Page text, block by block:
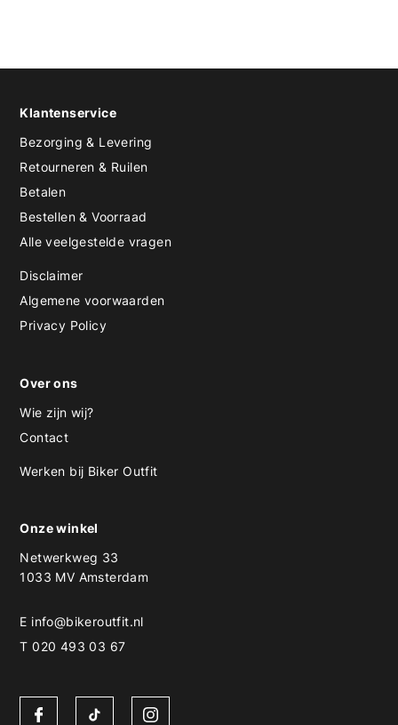
Klantenservice
Bezorging & Levering
Retourneren & Ruilen
Betalen
Bestellen & Voorraad
Alle veelgestelde vragen
Disclaimer
Algemene voorwaarden
Privacy Policy
Over ons
Wie zijn wij?
Contact
Werken bij Biker Outfit
Onze winkel
Netwerkweg 33
1033 MV Amsterdam
E info@bikeroutfit.nl
T 020 493 03 67